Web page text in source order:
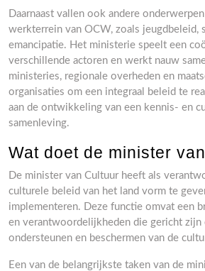
Daarnaast vallen ook andere
werkterrein van OCW, zoals jeugdbeleid,
emancipatie. Het ministerie speelt een
verschillende actoren en werkt nauw
ministeries, regionale overheden en
organisaties om een integraal beleid te
aan de ontwikkeling van een kennis- en
samenleving.
Wat doet de minister
De minister van Cultuur heeft als
culturele beleid van het land vorm te
implementeren. Deze functie omvat een
en verantwoordelijkheden die gericht zijn
ondersteunen en beschermen van de
Een van de belangrijkste taken van de